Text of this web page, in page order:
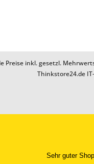
Preise inkl. gesetzl.
Thinkstore24.de
Sehr guter